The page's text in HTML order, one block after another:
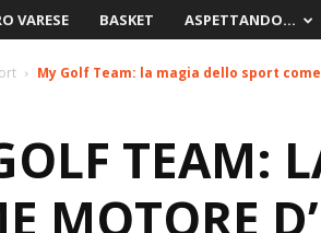
VARESE
BASKET ASPETTANDO…
My Golf Team: la magia dello sport
TEAM:
MOTORE